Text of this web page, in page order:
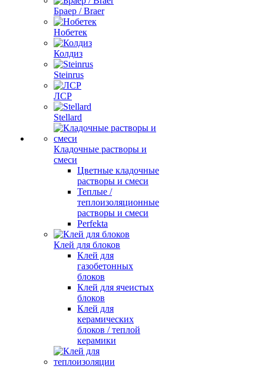
Браер / Braer
Нобетек
Колдиз
Steinrus
ЛСР
Stellard
Кладочные растворы и
смеси
Цветные кладочные
растворы и смеси
Теплые /
теплоизоляционные
растворы и смеси
Perfekta
Клей для блоков
Клей для
газобетонных
блоков
Клей для ячеистых
блоков
Клей для
керамических
блоков / теплой
керамики